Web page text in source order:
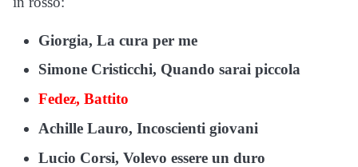
Giorgia, La cura per me
Simone Cristicchi, Quando sarai piccola
Fedez, Battito
Achille Lauro, Incoscienti giovani
Lucio Corsi, Volevo essere un duro